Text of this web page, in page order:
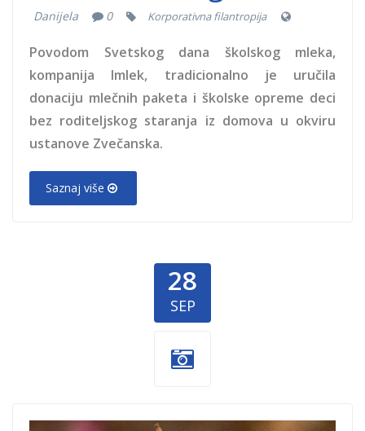
Danijela 0 Korporativna filantropija
Povodom Svetskog dana školskog mleka,
kompanija Imlek, tradicionalno je uručila
donaciju mlečnih paketa i školske opreme deci
bez roditeljskog staranja iz domova u okviru
ustanove Zvečanska.
Saznaj više
28
SEP